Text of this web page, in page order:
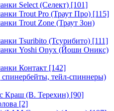
Select (Селект) [101]
Trout Pro (Траут Про) [115]
Trout Zone (Траут Зон)
Tsuribito (Тсурибито) [111]
Yoshi Onyx (Йоши Оникс)
Контакт [142]
тейл-спиннеры)
Краш (В. Терехин) [90]
[2]